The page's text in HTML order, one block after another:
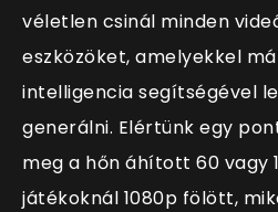
véletlen csinál minden
eszközöket, amelyekkel
intelligencia segítségével
generálni. Elértünk egy
meg a hőn áhított 60 vagy
játékoknál 1080p fölött,